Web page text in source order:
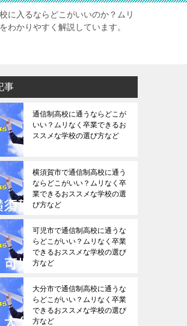
に入るならどこがいいのか？ムリ
わかりやすく解説しています。
事
通信制高校に通うならどこが
いい？ムリなく卒業できるお
ススメな学校の選び方など
横須賀市で通信制高校に通う
ならどこがいい？ムリなく卒
業できるおススメな学校の選
び方など
可児市で通信制高校に通うな
らどこがいい？ムリなく卒業
できるおススメな学校の選び
方など
大分市で通信制高校に通うな
らどこがいい？ムリなく卒業
できるおススメな学校の選び
方など